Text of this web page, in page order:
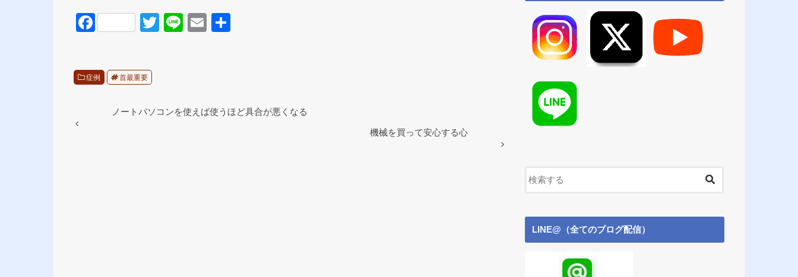
F
e
T
Li
E
症例 首最重要
ノートパソコンを使えば使うほど具合が悪くなる
機械を買って安心する心
LINE@（全てのブログ配信）